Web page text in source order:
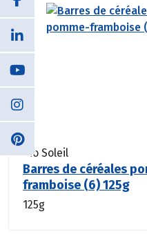
Bio Soleil
Barres de céréales
framboise (6) 125g
125g